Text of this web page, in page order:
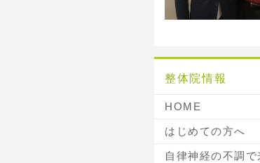
整体院情報
HOME
はじめての方へ
自律神経の不調